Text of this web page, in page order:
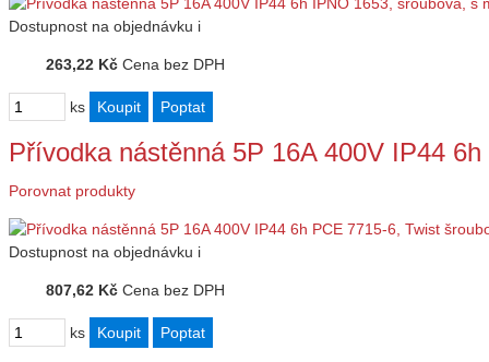
Dostupnost na objednávku i
263,22 Kč Cena bez DPH
ks
Přívodka nástěnná 5P 16A 400V IP44
Porovnat produkty
Dostupnost na objednávku i
807,62 Kč Cena bez DPH
ks